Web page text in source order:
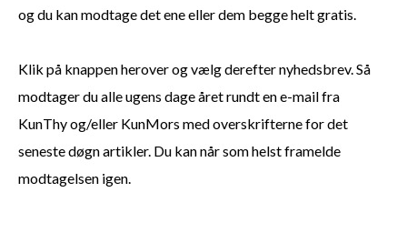
og du kan modtage det ene eller dem begge helt gratis.
Klik på knappen herover og vælg derefter nyhedsbrev. Så
modtager du alle ugens dage året rundt en e-mail fra
KunThy og/eller KunMors med overskrifterne for det
seneste døgn artikler. Du kan når som helst framelde
modtagelsen igen.